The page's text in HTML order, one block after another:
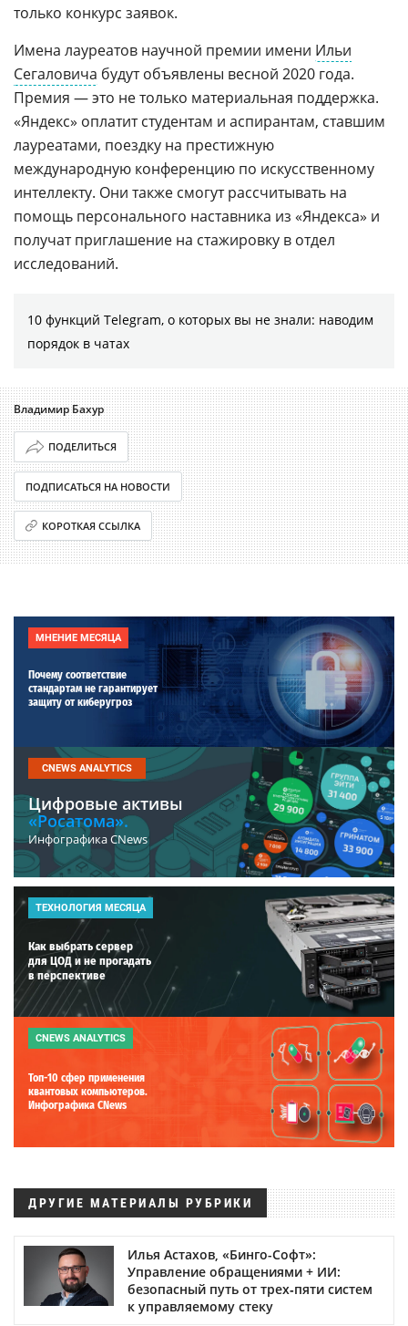
только конкурс заявок.
Имена лауреатов научной премии имени Ильи
Сегаловича будут объявлены весной 2020 года.
Премия — это не только материальная поддержка.
«Яндекс» оплатит студентам и аспирантам, ставшим
лауреатами, поездку на престижную
международную конференцию по искусственному
интеллекту. Они также смогут рассчитывать на
помощь персонального наставника из «Яндекса» и
получат приглашение на стажировку в отдел
исследований.
10 функций Telegram, о которых вы не знали: наводим
порядок в чатах
Владимир Бахур
ПОДЕЛИТЬСЯ
ПОДПИСАТЬСЯ НА НОВОСТИ
КОРОТКАЯ ССЫЛКА
МНЕНИЕ МЕСЯЦА
Почему соответствие
стандартам не гарантирует
защиту от киберугроз
CNEWS ANALYTICS
Цифровые активы
«Росатома».
Инфографика CNews
ТЕХНОЛОГИЯ МЕСЯЦА
Как выбрать сервер
для ЦОД и не прогадать
в перспективе
CNEWS ANALYTICS
Топ-10 сфер применения
квантовых компьютеров.
Инфографика CNews
ДРУГИЕ МАТЕРИАЛЫ РУБРИКИ
Илья Астахов, «Бинго-Софт»:
Управление обращениями + ИИ:
безопасный путь от трех‑пяти систем
к управляемому стеку